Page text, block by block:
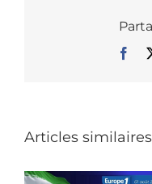
Articles similaires